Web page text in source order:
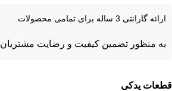
ارائه گارانتی 3 ساله برای تمامی محصولات
به منظور تضمین کیفیت و رضایت مشتریان
قطعات یدکی